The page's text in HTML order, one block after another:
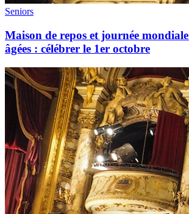
Seniors
Maison de repos et journée mondiale
âgées : célébrer le 1er octobre